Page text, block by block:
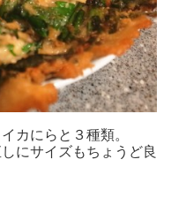
カにらと３種類。
にサイズもちょうど良